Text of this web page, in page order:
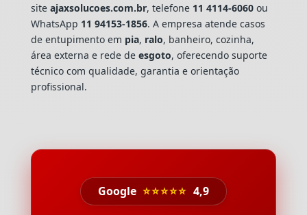
site ajaxsolucoes.com.br, telefone 11 4114-6060ou
WhatsApp 11 94153-1856. A empresa atende casos
de entupimento em pia, ralo, banheiro, cozinha,
área externa e rede de esgoto, oferecendo suporte
técnico com qualidade, garantia e orientação
profissional.
Google ⭐⭐⭐⭐⭐ 4,9